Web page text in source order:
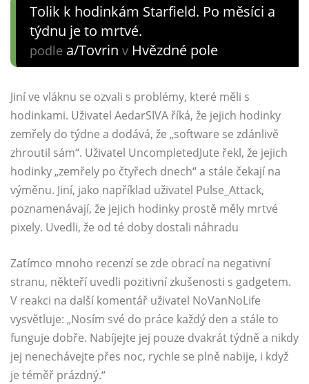
Tolik k hodinkám Starfield. Po měsíci a
týdnu je to mrtvé.
podle a/Tovrin v Hvězdné pole
Jiní ve vláknu se ozvali s problémy, které měli s
hodinkami. Uživatel AedarSIVA říká, že jejich hodinky
zemřely do týdne a dodává, že „software se zdánlivě
zhroutil sám“. Uživatel UncompletedJute řekl, že jejich
hodinky „zemřely po čtyřech dnech“ a stále čekají na
výměnu. Jiní, jako například uživatel Pulse_Attack,
poznamenávají, že jejich hodinky prostě měly mrtvé
pixely. Uvedli, že od té doby dostali náhradu
Zatímco mnoho recenzí se zde obrací na negativní
stranu, někteří uvedli pozitivní zkušenosti s gadgetem.
V reakci na další komentář uživatel NoVanNoLife
vysvětluje: „Nosím své do práce každý den a stále to
funguje dobře. Nabíjejte jej pouze dvakrát týdně a nikdy
jej nenechávejte přes noc, rychle se plně nabije, i když
je téměř prázdný.“